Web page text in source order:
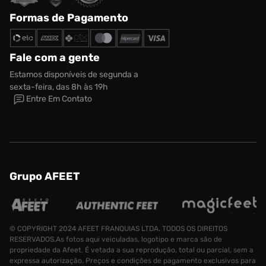
Formas de Pagamento
Fale com a gente
Estamos disponíveis de segunda a
sexta-feira, das 8h às 19h
Entre Em Contato
Grupo AFEET
© COPYRIGHT 2024 AFEET FRANQUIAS LTDA. TODOS OS DIREITOS
RESERVADOS.As fotos aqui veiculadas, logotipo e marca são de
propriedade da Afeet. É vetada a sua reprodução, total ou parcial, sem a
expressa autorização. Preços e condições de pagamento exclusivos para